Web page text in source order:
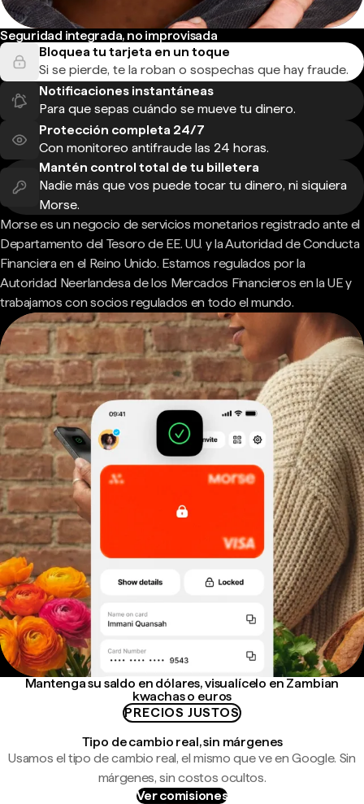
Seguridad integrada, no improvisada
Bloquea tu tarjeta en un toque
Si se pierde, te la roban o sospechas que hay fraude.
Notificaciones instantáneas
Para que sepas cuándo se mueve tu dinero.
Protección completa 24/7
Con monitoreo antifraude las 24 horas.
Mantén control total de tu billetera
Nadie más que vos puede tocar tu dinero, ni siquiera
Morse.
Morse es un negocio de servicios monetarios registrado ante el
Departamento del Tesoro de EE. UU. y la Autoridad de Conducta
Financiera en el Reino Unido. Estamos regulados por la
Autoridad Neerlandesa de los Mercados Financieros en la UE y
trabajamos con socios regulados en todo el mundo.
Mantenga su saldo en dólares, visualícelo en Zambian
kwachas o euros
PRECIOS JUSTOS
Tipo de cambio real, sin márgenes
Usamos el tipo de cambio real, el mismo que ve en Google. Sin
márgenes, sin costos ocultos.
Ver comisiones